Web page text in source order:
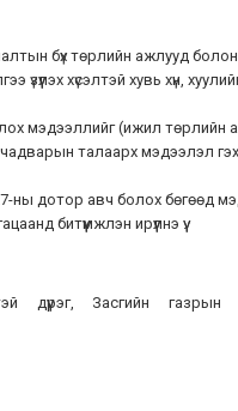
бүх төрлийн ажлууд
хүсэлтэй хувь хүн,
мэдээллийг (ижил
талаарх мэдээлэл
дотор авч болох бөгөөд
битүүмжлэн ирүүлнэ үү.
дүүрэг, Засгийн газрын